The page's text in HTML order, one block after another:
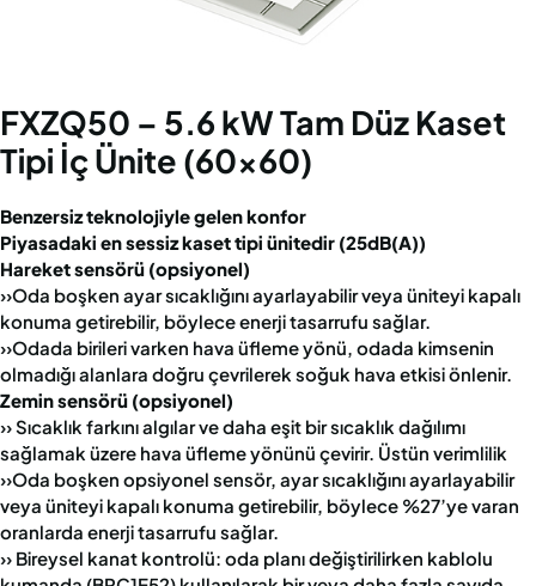
FXZQ50 – 5.6 kW Tam Düz Kaset
Tipi İç Ünite (60x60)
Benzersiz teknolojiyle gelen konfor
Piyasadaki en sessiz kaset tipi ünitedir (25dB(A))
Hareket sensörü (opsiyonel)
››Oda boşken ayar sıcaklığını ayarlayabilir veya üniteyi kapalı
konuma getirebilir, böylece enerji tasarrufu sağlar.
››Odada birileri varken hava üfleme yönü, odada kimsenin
olmadığı alanlara doğru çevrilerek soğuk hava etkisi önlenir.
Zemin sensörü (opsiyonel)
›› Sıcaklık farkını algılar ve daha eşit bir sıcaklık dağılımı
sağlamak üzere hava üfleme yönünü çevirir. Üstün verimlilik
››Oda boşken opsiyonel sensör, ayar sıcaklığını ayarlayabilir
veya üniteyi kapalı konuma getirebilir, böylece %27’ye varan
oranlarda enerji tasarrufu sağlar.
›› Bireysel kanat kontrolü: oda planı değiştirilirken kablolu